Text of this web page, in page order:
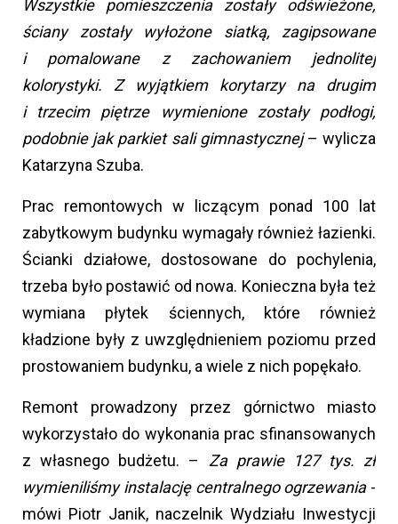
Wszystkie pomieszczenia zostały odświeżone,
ściany zostały wyłożone siatką, zagipsowane
i pomalowane z zachowaniem jednolitej
kolorystyki. Z wyjątkiem korytarzy na drugim
i trzecim piętrze wymienione zostały podłogi,
podobnie jak parkiet sali gimnastycznej– wylicza
Katarzyna Szuba.
Prac remontowych w liczącym ponad 100 lat
zabytkowym budynku wymagały również łazienki.
Ścianki działowe, dostosowane do pochylenia,
trzeba było postawić od nowa. Konieczna była też
wymiana płytek ściennych, które również
kładzione były z uwzględnieniem poziomu przed
prostowaniem budynku, a wiele z nich popękało.
Remont prowadzony przez górnictwo miasto
wykorzystało do wykonania prac sfinansowanych
z własnego budżetu. – Za prawie 127 tys. zł
wymieniliśmy instalację centralnego ogrzewania-
mówi Piotr Janik, naczelnik Wydziału Inwestycji